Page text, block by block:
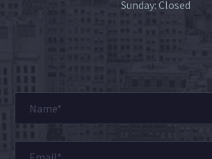
Sunday: Closed